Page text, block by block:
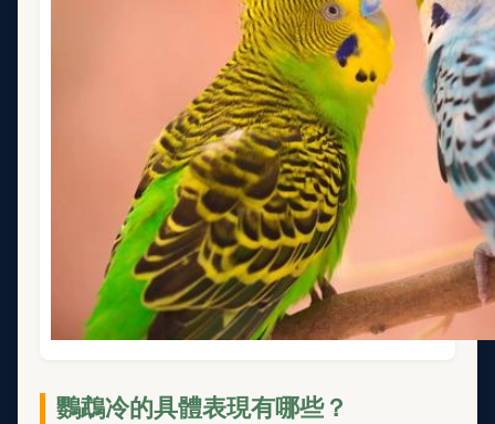
鸚鵡冷的具體表現有哪些？